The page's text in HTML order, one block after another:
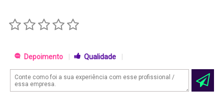
Depoimento Qualidade